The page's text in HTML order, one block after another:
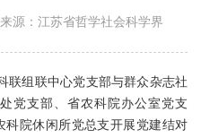
源：江苏省哲学社会科学界
联组联中心党支部与群众杂志社
党支部、省农科院办公室党支
院休闲所党总支开展党建结对